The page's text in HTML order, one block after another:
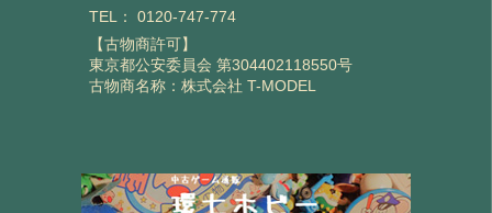
TEL： 0120-747-774
【古物商許可】
東京都公安委員会 第304402118550号
古物商名称：株式会社 T-MODEL